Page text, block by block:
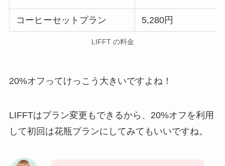
コーヒーセットプラン 5,280円
LIFFT の料金
20%オフってけっこう大きいですよね！
LIFFTはプラン変更もできるから、20%オフを利用
して初回は花瓶プランにしてみてもいいですね。